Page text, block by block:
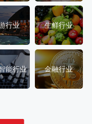
行业 生鲜行业
能行业 金融行业